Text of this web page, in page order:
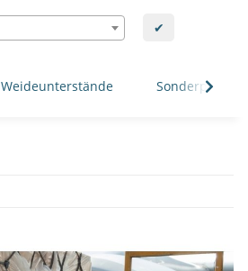
✔
Weideunterstände Sonderposten